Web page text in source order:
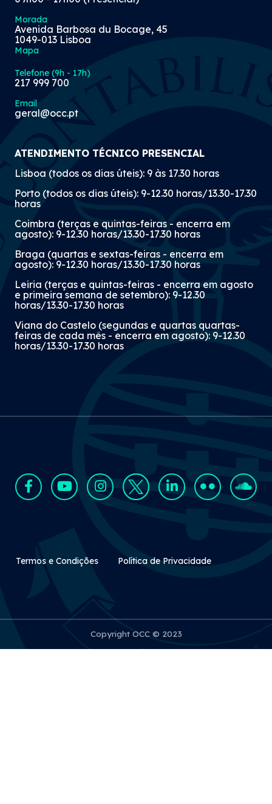
Morada
Avenida Barbosa du Bocage, 45
1049-013 Lisboa
Mapa
Telefone (9h - 17h)
217 999 700
Email
geral@occ.pt
ATENDIMENTO TÉCNICO PRESENCIAL
Lisboa (todos os dias úteis): 9 às 17.30 horas
Porto (todos os dias úteis): 9-12.30 horas/13.30-17.30
horas
Coimbra (terças e quintas-feiras - encerra em
agosto): 9-12.30 horas/13.30-17.30 horas
Braga (quartas e sextas-feiras - encerra em
agosto): 9-12.30 horas/13.30-17.30 horas
Leiria (terças e quintas-feiras - encerra em agosto
e primeira semana de setembro): 9-12.30
horas/13.30-17.30 horas
Viana do Castelo (segundas e quartas quartas-
feiras de cada mês - encerra em agosto): 9-12.30
horas/13.30-17.30 horas
Rodapé Secundário
Termos e Condições Política de Privacidade
Copyright OCC © 2023